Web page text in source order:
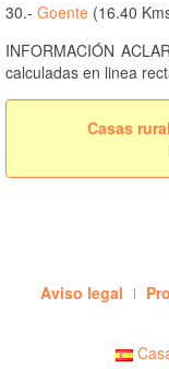
30.- Goente (16.40
INFORMACIÓN
calculadas en linea
Casas
Aviso legal